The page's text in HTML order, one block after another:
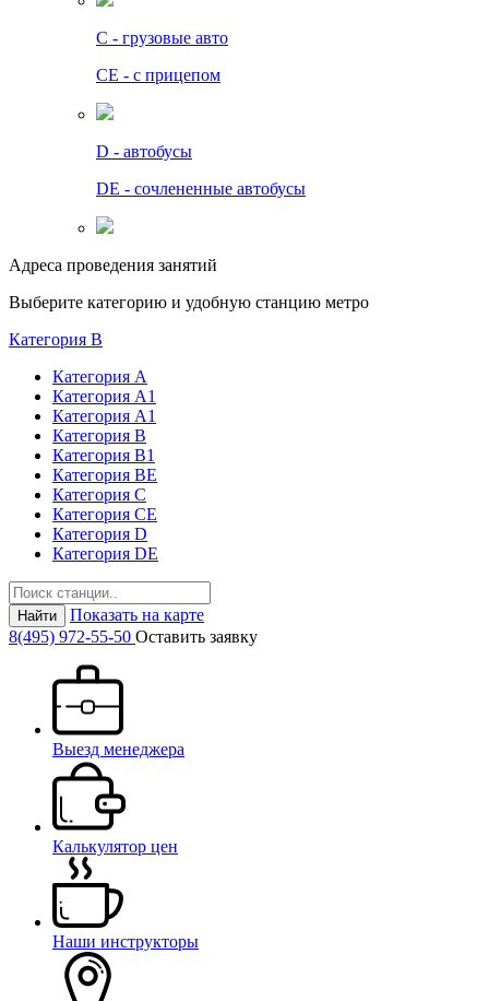
C - грузовые авто
СЕ - с прицепом
D - автобусы
DE - сочлененные автобусы
Адреса проведения занятий
Выберите категорию и удобную станцию метро
Категория B
Категория А
Категория А1
Категория А1
Категория В
Категория В1
Категория BE
Категория С
Категория СЕ
Категория D
Категория DE
Найти
Показать на карте
8(495) 972-55-50 Оставить заявку
Выезд менеджера
Калькулятор цен
Наши инструкторы